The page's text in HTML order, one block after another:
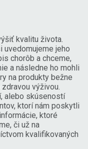
kvalitu života.
uvedomujeme jeho
chorôb a chceme,
a následne ho mohli
na produkty bežne
výživou.
alebo skúseností
ktorí nám poskytli
ktoré
či už na
kvalifikovaných